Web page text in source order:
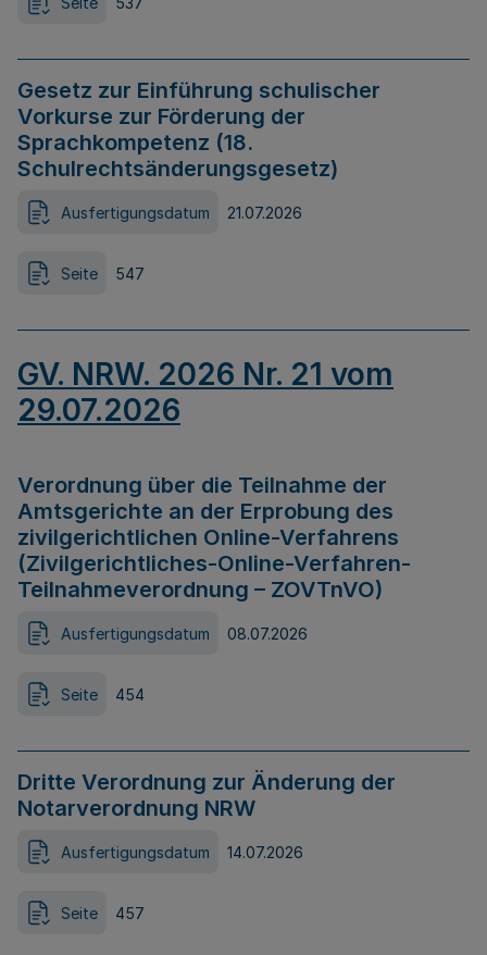
Gesetz zur Einführung schulischer
Vorkurse zur Förderung der
Sprachkompetenz (18.
Schulrechtsänderungsgesetz)
Ausfertigungsdatum 21.07.2026
Seite 547
GV. NRW. 2026 Nr. 21 vom
29.07.2026
Verordnung über die Teilnahme der
Amtsgerichte an der Erprobung des
zivilgerichtlichen Online-Verfahrens
(Zivilgerichtliches-Online-Verfahren-
Teilnahmeverordnung – ZOVTnVO)
Ausfertigungsdatum 08.07.2026
Seite 454
Dritte Verordnung zur Änderung der
Notarverordnung NRW
Ausfertigungsdatum 14.07.2026
Seite 457